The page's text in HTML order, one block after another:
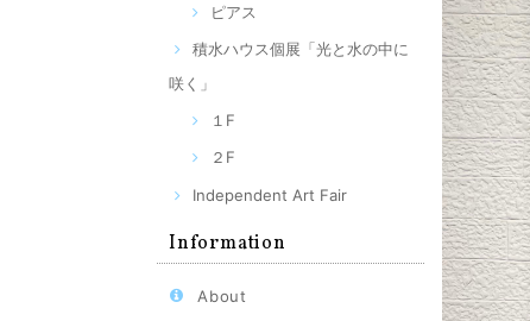
ピアス
積水ハウス個展「光と水の中に
咲く」
１F
２F
Independent Art Fair
Information
About